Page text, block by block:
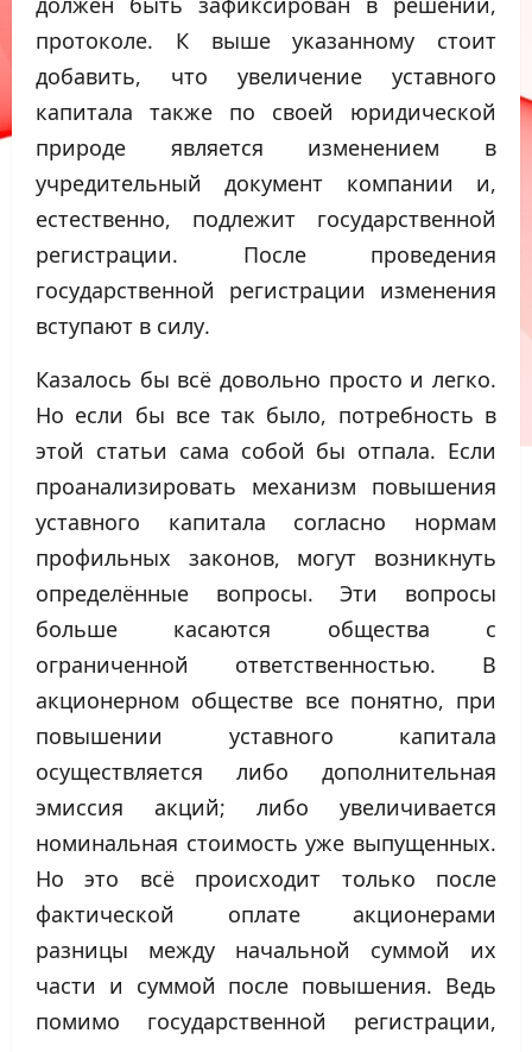
протоколе. К выше указанному стоит
добавить, что увеличение уставного
капитала также по своей юридической
природе является изменением в
учредительный документ компании и,
естественно, подлежит государственной
регистрации. После проведения
государственной регистрации изменения
вступают в силу.
Казалось бы всё довольно просто и легко.
Но если бы все так было, потребность в
этой статьи сама собой бы отпала. Если
проанализировать механизм повышения
уставного капитала согласно нормам
профильных законов, могут возникнуть
определённые вопросы. Эти вопросы
больше касаются общества с
ограниченной ответственностью. В
акционерном обществе все понятно, при
повышении уставного капитала
осуществляется либо дополнительная
эмиссия акций; либо увеличивается
номинальная стоимость уже выпущенных.
Но это всё происходит только после
фактической оплате акционерами
разницы между начальной суммой их
части и суммой после повышения. Ведь
помимо государственной регистрации,